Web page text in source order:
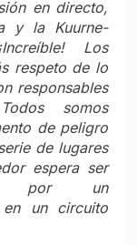
en directo,
y la Kuurne-
Los
respeto de lo
responsables
somos
de peligro
de lugares
espera ser
por un
en un circuito